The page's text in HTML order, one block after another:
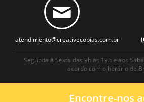
atendimento@creativecopias.com.br
Segunda à Sexta das 9h às 19h e aos
acordo com o horário de
Encontre-nos